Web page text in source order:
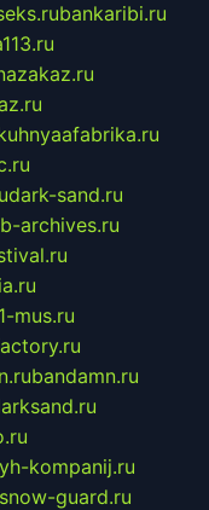
bankaribi.ru
dark-sand.ru
archives.ru
1-mus.ru
bandamn.ru
kompanij.ru
snow-guard.ru